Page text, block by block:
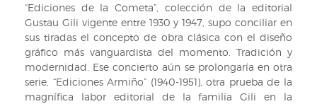
“Ediciones de la Cometa”, colección de la editorial
Gustau Gili vigente entre 1930 y 1947, supo conciliar en
sus tiradas el concepto de obra clásica con el diseño
gráfico más vanguardista del momento. Tradición y
modernidad. Ese concierto aún se prolongaría en otra
serie, “Ediciones Armiño” (1940-1951), otra prueba de la
magnífica labor editorial de la familia Gili en la